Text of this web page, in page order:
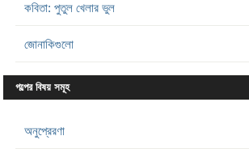
কবিতা: পুতুল খেলার ভুল
জোনাকিগুলো
গল্পের বিষয় সমূহ
অনুপ্রেরণা